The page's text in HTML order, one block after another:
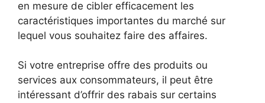
en mesure de cibler efficacement les
caractéristiques importantes du marché sur
lequel vous souhaitez faire des affaires.
Si votre entreprise offre des produits ou
services aux consommateurs, il peut être
intéressant d’offrir des rabais sur certains